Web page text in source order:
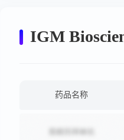
IGM
药品名称